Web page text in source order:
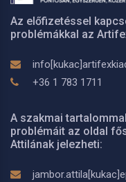
Az előfizetéssel
problémákkal az
+36 1 783 1711
A szakmai
problémáit az oldal
Attilának jelezheti: